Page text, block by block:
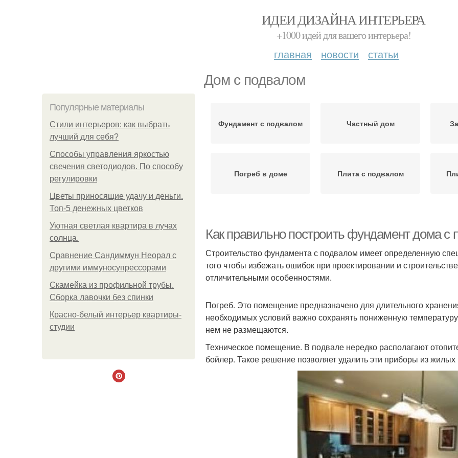
ИДЕИ ДИЗАЙНА ИНТЕРЬЕРА
+1000 идей для вашего интерьера!
главная новости статьи
Дом с подвалом
Популярные материалы
Стили интерьеров: как выбрать
лучший для себя?
Способы управления яркостью
свечения светодиодов. По способу
регулировки
Цветы приносящие удачу и деньги.
Топ-5 денежных цветков
Уютная светлая квартира в лучах
солнца.
Сравнение Сандиммун Неорал с
другими иммуносупрессорами
Скамейка из профильной трубы.
Сборка лавочки без спинки
Красно-белый интерьер квартиры-
студии
Фундамент с подвалом Частный дом
Погреб в доме Плита с подвалом
кирпичный дом
Как правильно построить фундамент дома
Строительство фундамента с подвалом имеет определенную
того чтобы избежать ошибок при проектировании и
отличительными особенностями.
Погреб. Это помещение предназначено для длительного
необходимых условий важно сохранять пониженную
нем не размещаются.
Техническое помещение. В подвале нередко располагают
бойлер. Такое решение позволяет удалить эти приборы из